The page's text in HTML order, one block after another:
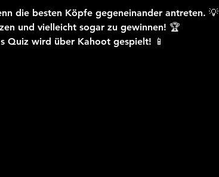
die besten Köpfe gegeneinander antreten. 💡
und vielleicht sogar zu gewinnen! 🏆
wird über Kahoot gespielt! 📱